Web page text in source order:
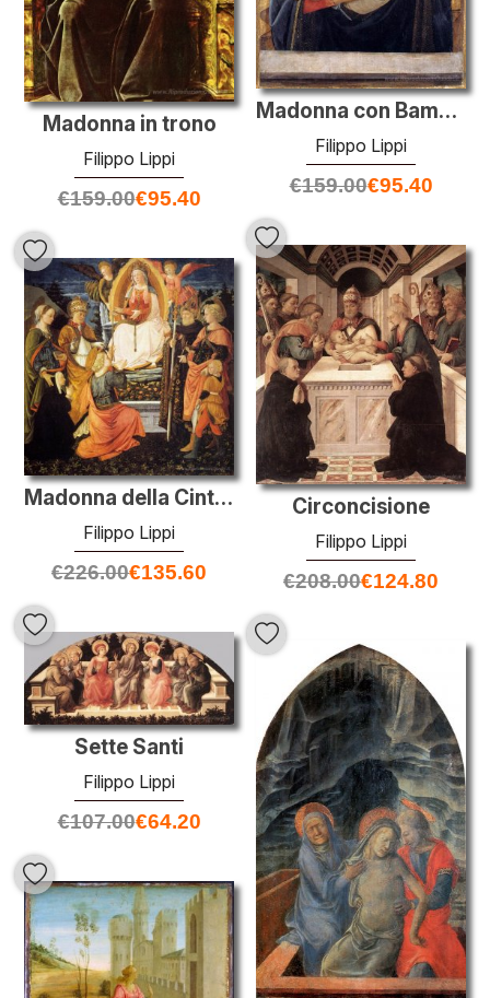
Madonna con Bambino
Filippo Lippi
€159.00€95.40
Madonna in trono
Filippo Lippi
€159.00€95.40
Circoncisione
Filippo Lippi
€208.00€124.80
Madonna della Cintola
Filippo Lippi
€226.00€135.60
Sette Santi
Filippo Lippi
€107.00€64.20